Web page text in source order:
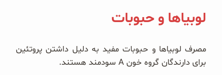
لوبیاها و حبوبات
مصرف لوبیا‌ها و حبوبات مفید به دلیل داشتن پروتئین
برای دارندگان گروه خون A سودمند هستند.